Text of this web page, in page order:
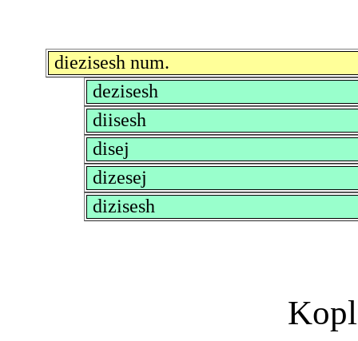
diezisesh num.
dezisesh
diisesh
disej
dizesej
dizisesh